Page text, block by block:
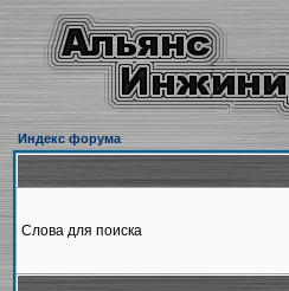
Индекс форума
Слова для поиска